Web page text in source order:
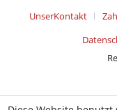
UnserKontakt